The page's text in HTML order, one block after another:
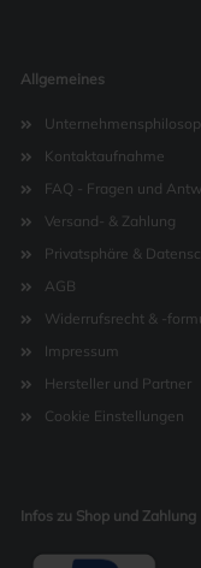
Allgemeines
Kontaktaufnahme
FAQ - Fragen und
Versand- & Zahlung
Privatsphäre &
AGB
Widerrufsrecht & -
Impressum
Hersteller und Partner
Cookie Einstellungen
Infos zu Shop und Zahlung